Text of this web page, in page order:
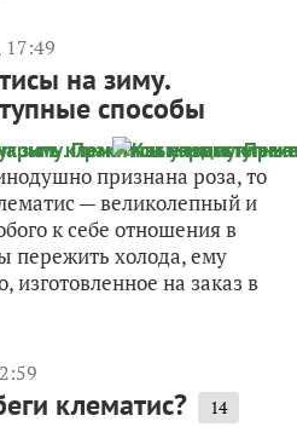
17:49
на зиму.
способы
признана роза, то
— великолепный и
к себе отношения в
пережить холода, ему
изготовленное на заказ в
клематис? 14